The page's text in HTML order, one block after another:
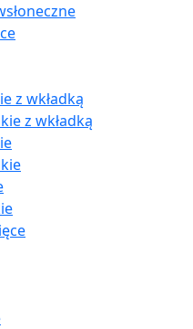
z wkładką
z wkładką